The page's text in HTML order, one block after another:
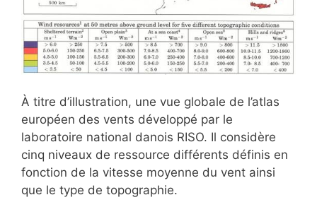
À titre d’illustration, une vue globale de l’atlas
européen des vents développé par le
laboratoire national danois RISO. Il considère
cinq niveaux de ressource différents définis en
fonction de la vitesse moyenne du vent ainsi
que le type de topographie.